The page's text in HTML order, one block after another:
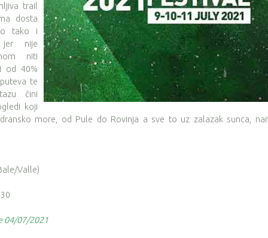
trail
dosta
tako i
jer nije
niti
od 40%
te
čini
koji
more, od Pule do Rovinja a sve to uz zalazak sunca,
Valle)
04/07/2021